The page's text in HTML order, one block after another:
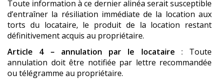
Toute information à ce dernier alinéa serait susceptible
d’entraîner la résiliation immédiate de la location aux
torts du locataire, le produit de la location restant
définitivement acquis au propriétaire.
Article 4 – annulation par le locataire : Toute
annulation doit être notifiée par lettre recommandée
ou télégramme au propriétaire.